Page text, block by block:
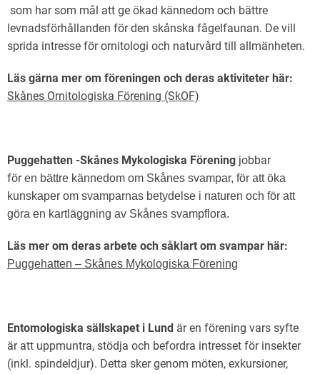
som har som mål att ge ökad kännedom och bättre
levnadsförhållanden för den skånska fågelfaunan. De vill
sprida intresse för ornitologi och naturvård till allmänheten.
Läs gärna mer om föreningen och deras aktiviteter här:
Skånes Ornitologiska Förening (SkOF)
Puggehatten -Skånes Mykologiska Förening jobbar
fören bättre kännedom om Skånes svampar, för att öka
kunskaper om svamparnas betydelse i naturen och för att
göra en kartläggning av Skånes svampflora.
Läs mer om deras arbete och såklart om svampar här:
Puggehatten – Skånes Mykologiska Förening
Entomologiska sällskapet i Lund är en förening vars syfte
är att uppmuntra, stödja och befordra intresset för insekter
(inkl. spindeldjur). Detta sker genom möten, exkursioner,